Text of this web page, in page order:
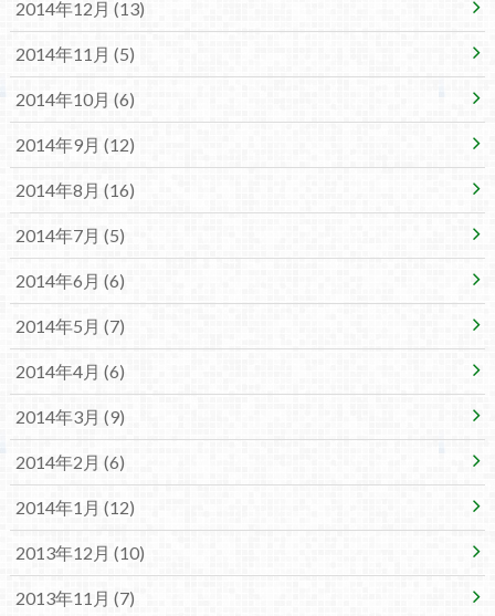
2014年12月 (13)
2014年11月 (5)
2014年10月 (6)
2014年9月 (12)
2014年8月 (16)
2014年7月 (5)
2014年6月 (6)
2014年5月 (7)
2014年4月 (6)
2014年3月 (9)
2014年2月 (6)
2014年1月 (12)
2013年12月 (10)
2013年11月 (7)